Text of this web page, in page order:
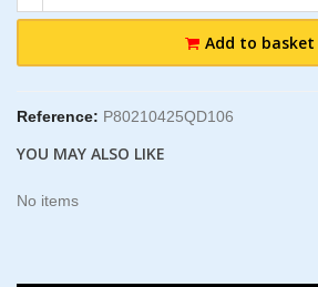
Add to basket
Reference: P80210425QD106
YOU MAY ALSO LIKE
No items